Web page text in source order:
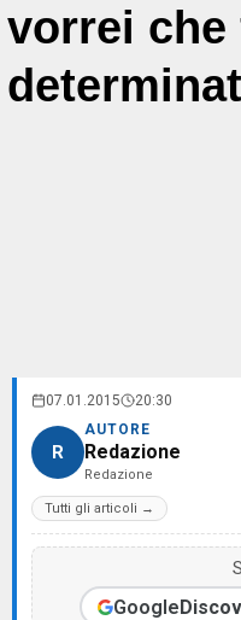
vorrei che
07.01.2015 20:30
R
AUTORE
Redazione
Redazione
Tutti gli articoli →
Google